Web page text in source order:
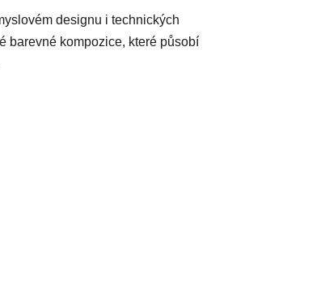
designu i technických
barevné kompozice, které působí